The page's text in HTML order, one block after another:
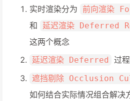
实时渲染分为 前向渲染
和 延迟渲染 Deferred
这两个概念
延迟渲染 Deferred 过
遮挡剔除 Occlusion
如何结合实际情况组合解决